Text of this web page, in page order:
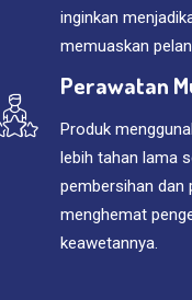
inginkan
memuaskan
Perawatan
Produk
lebih tahan lama
pembersihan dan
menghemat
keawetannya.